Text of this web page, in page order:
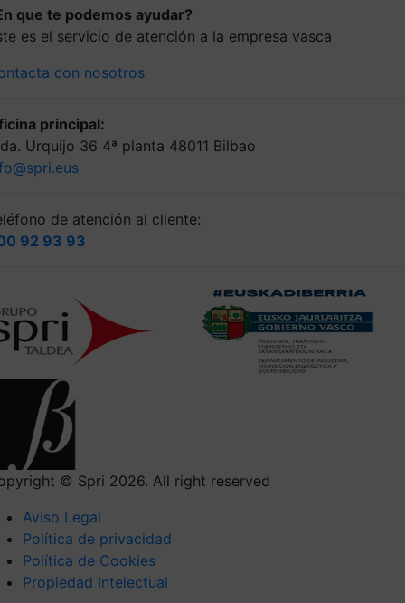
que te podemos ayudar?
es el servicio de atención a la empresa vasca
con nosotros
principal:
Urquijo 36 4ª planta 48011 Bilbao
de atención al cliente:
92 93 93
© Spri 2026. All right reserved
Aviso Legal
Política de privacidad
Política de Cookies
Propiedad Intelectual